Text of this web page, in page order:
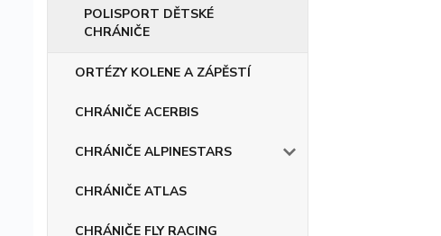
POLISPORT DĚTSKÉ
CHRÁNIČE
ORTÉZY KOLENE A ZÁPĚSTÍ
CHRÁNIČE ACERBIS
CHRÁNIČE ALPINESTARS
CHRÁNIČE ATLAS
CHRÁNIČE FLY RACING